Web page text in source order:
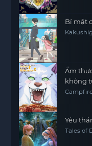
Bí mật
Ẩm
không
Yêu
Tales of